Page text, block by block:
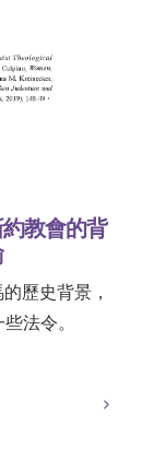
教會的背
歷史背景，
法令。